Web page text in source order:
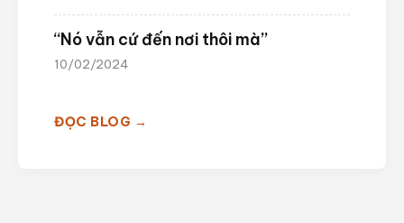
“Nó vẫn cứ đến nơi thôi mà”
10/02/2024
ĐỌC BLOG →